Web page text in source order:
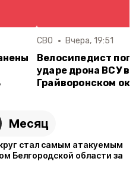
СВО Вчера, 19:51
Велосипедист
ударе дрона ВСУ в
Грайворонском
Месяц
стал самым атакуемым
Белгородской области за